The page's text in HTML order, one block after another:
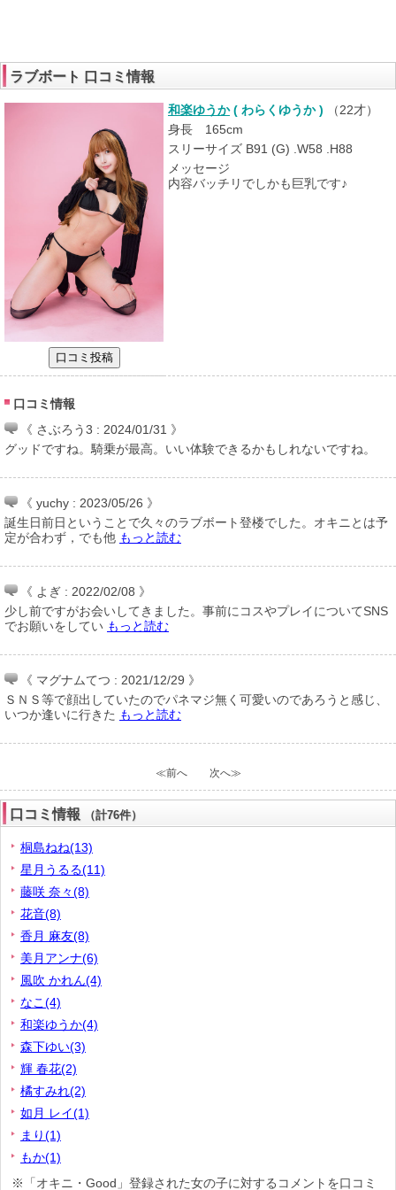
ラブボート 口コミ情報
和楽ゆうか( わらくゆうか ) （22才）
身長 165cm
スリーサイズ B91 (G) .W58 .H88
メッセージ
内容バッチリでしかも巨乳です♪
口コミ情報
《 さぶろう3 : 2024/01/31 》
グッドですね。騎乗が最高。いい体験できるかもしれないですね。
《 yuchy : 2023/05/26 》
誕生日前日ということで久々のラブボート登楼でした。オキニとは予
定が合わず，でも他 もっと読む
《 よぎ : 2022/02/08 》
少し前ですがお会いしてきました。事前にコスやプレイについてSNS
でお願いをしてい もっと読む
《 マグナムてつ : 2021/12/29 》
ＳＮＳ等で顔出していたのでパネマジ無く可愛いのであろうと感じ、
いつか逢いに行きた もっと読む
≪前へ 次へ≫
口コミ情報 （計76件）
桐島ねね(13)
星月うるる(11)
藤咲 奈々(8)
花音(8)
香月 麻友(8)
美月アンナ(6)
風吹 かれん(4)
なこ(4)
和楽ゆうか(4)
森下ゆい(3)
輝 春花(2)
橘すみれ(2)
如月 レイ(1)
まり(1)
もか(1)
※「オキニ・Good」登録された女の子に対するコメントを口コミ